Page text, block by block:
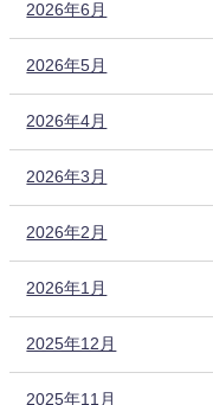
2026年6月
2026年5月
2026年4月
2026年3月
2026年2月
2026年1月
2025年12月
2025年11月